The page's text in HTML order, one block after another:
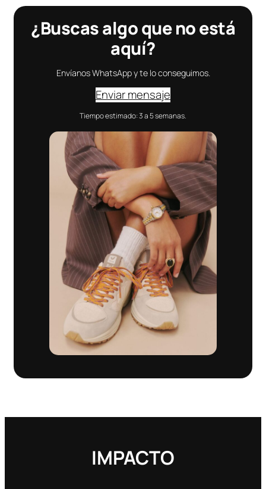
¿Buscas algo que no está
aquí?
Envíanos WhatsApp y te lo conseguimos.
Enviar mensaje
Tiempo estimado: 3 a 5 semanas.
IMPACTO